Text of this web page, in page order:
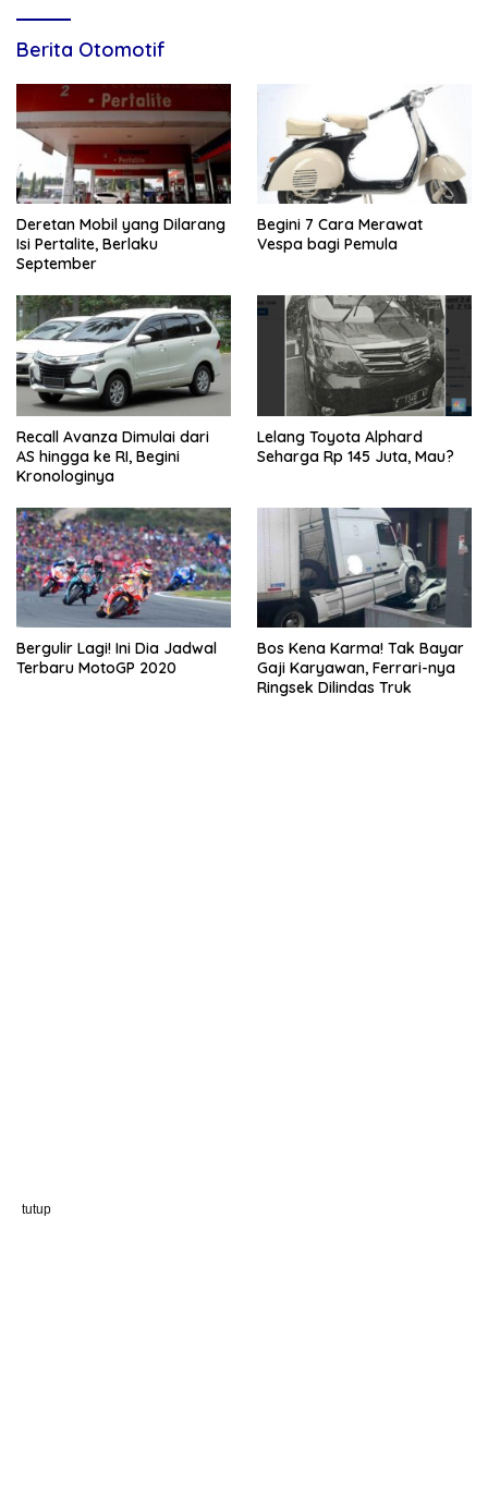
Berita Otomotif
Deretan Mobil yang Dilarang
Isi Pertalite, Berlaku
September
Begini 7 Cara Merawat
Vespa bagi Pemula
Recall Avanza Dimulai dari
AS hingga ke RI, Begini
Kronologinya
Lelang Toyota Alphard
Seharga Rp 145 Juta, Mau?
Bergulir Lagi! Ini Dia Jadwal
Terbaru MotoGP 2020
Bos Kena Karma! Tak Bayar
Gaji Karyawan, Ferrari-nya
Ringsek Dilindas Truk
tutup